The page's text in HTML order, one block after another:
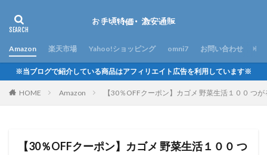
Amazon 楽天市場 Yahoo!ショッピング omni7 お問い合わせ
※当ブログで紹介している商品はアフィリエイト広告を利用しています※
HOME Amazon 【30％OFFクーポン】カゴメ 野菜生活１００ つ
【30％OFFクーポン】カゴメ 野菜生活１００ つ